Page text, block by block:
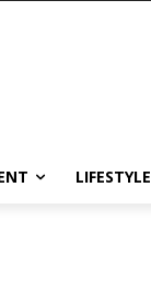
LIFESTYLE